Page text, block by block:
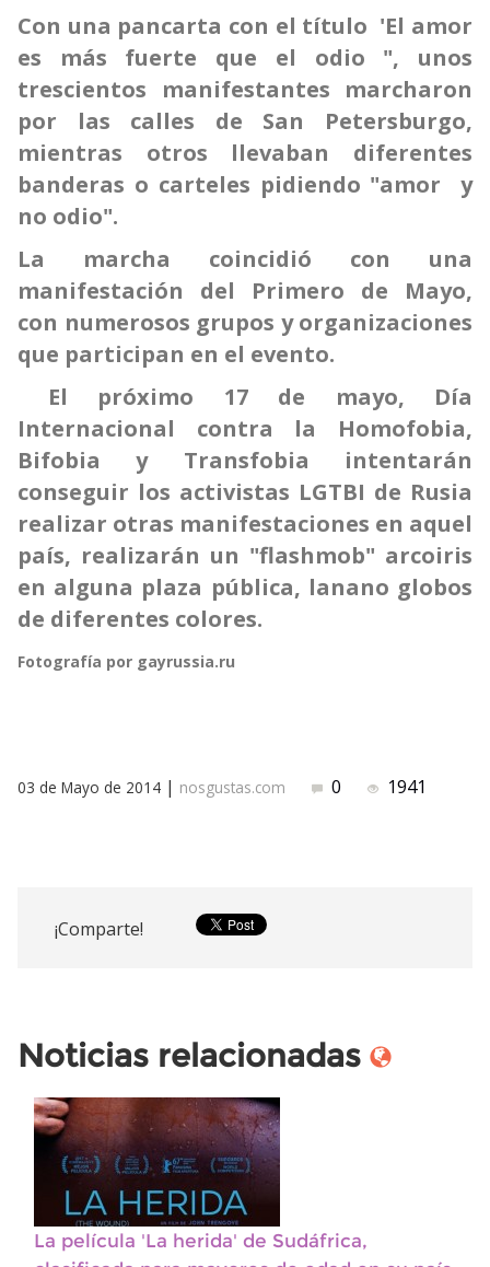
Con una pancarta con el título 'El amor
es más fuerte que el odio ", unos
trescientos manifestantes marcharon
por las calles de San Petersburgo,
mientras otros llevaban diferentes
banderas o carteles pidiendo "amor y
no odio".
La marcha coincidió con una
manifestación del Primero de Mayo,
con numerosos grupos y organizaciones
que participan en el evento.
El próximo 17 de mayo, Día
Internacional contra la Homofobia,
Bifobia y Transfobia intentarán
conseguir los activistas LGTBI de Rusia
realizar otras manifestaciones en aquel
país, realizarán un "flashmob" arcoiris
en alguna plaza pública, lanano globos
de diferentes colores.
Fotografía por gayrussia.ru
03 de Mayo de 2014 | nosgustas.com 0 1941
¡Comparte!
Noticias relacionadas
La película 'La herida' de Sudáfrica,